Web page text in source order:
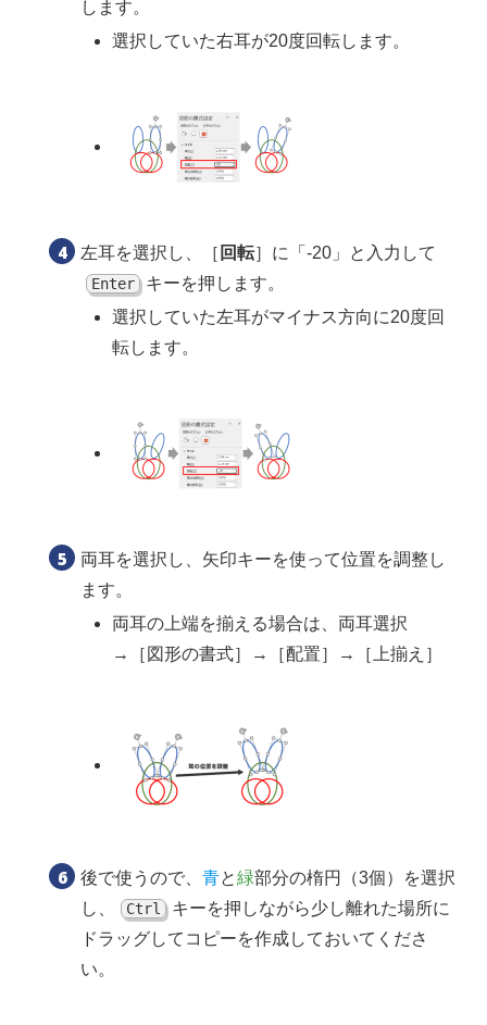
します。
選択していた右耳が20度回転します。
左耳を選択し、［ 回転］に「-20」と入力して
Enter
キーを押します。
選択していた左耳がマイナス方向に20度回
転します。
両耳を選択し、矢印キーを使って位置を調整し
ます。
両耳の上端を揃える場合は、両耳選択
→［図形の書式］→［配置］→［上揃え］
後で使うので、 青と緑部分の楕円（3個）を選択
し、
Ctrl
キーを押しながら少し離れた場所に
ドラッグしてコピーを作成しておいてくださ
い。